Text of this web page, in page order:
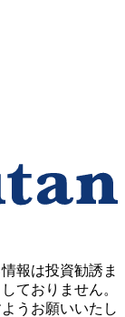
報は投資勧誘ま
ておりません。
うお願いいたし